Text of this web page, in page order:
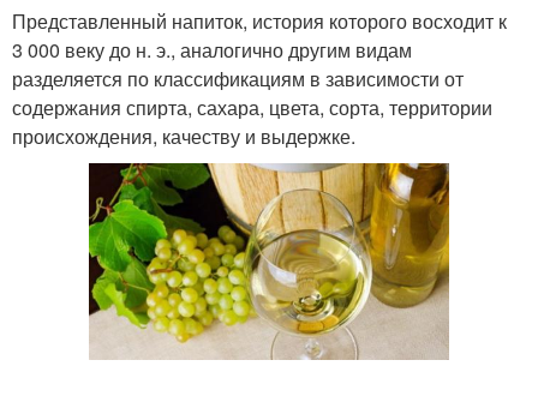
Представленный напиток, история которого восходит к
3 000 веку до н. э., аналогично другим видам
разделяется по классификациям в зависимости от
содержания спирта, сахара, цвета, сорта, территории
происхождения, качеству и выдержке.